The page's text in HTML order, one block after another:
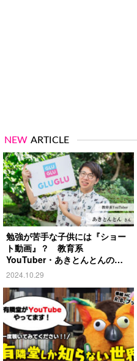
NEW ARTICLE
勉強が苦手な子供には『ショー
ト動画』？ 教育系
YouTuber・あきとんとんの戦
略とは
2024.10.29